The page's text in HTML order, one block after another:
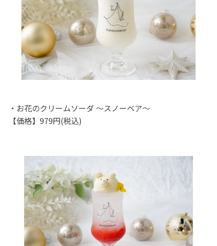
・お花のクリームソーダ ～スノーベア～
【価格】979円(税込)